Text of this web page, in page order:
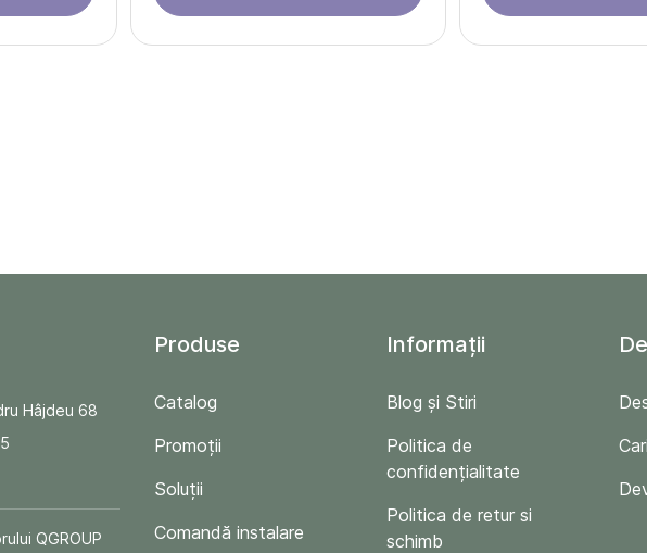
Hâjdeu 68
QGROUP
Produse
Catalog
Promoții
Soluții
Comandă instalare
Informații
Blog și Stiri
Politica de
confidențialitate
Politica de retur si
schimb